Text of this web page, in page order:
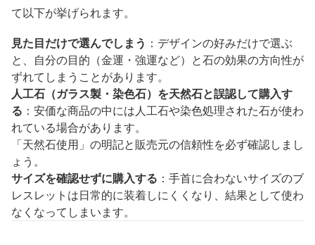
て以下が挙げられます。
見た目だけで選んでしまう ：デザインの好みだけで選ぶ
と、自分の目的（金運・強運など）と石の効果の方向性が
ずれてしまうことがあります。
人工石（ガラス製・染色石）を天然石と誤認して購入す
る ：安価な商品の中には人工石や染色処理された石が使わ
れている場合があります。
「天然石使用」の明記と販売元の信頼性を必ず確認しまし
ょう。
サイズを確認せずに購入する ：手首に合わないサイズのブ
レスレットは日常的に装着しにくくなり、結果として使わ
なくなってしまいます。